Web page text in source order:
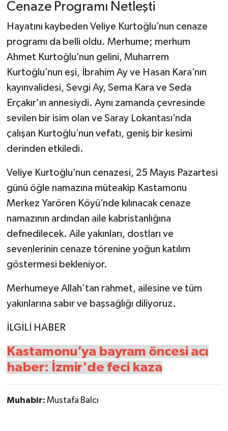
Cenaze Programı Netleşti
Hayatını kaybeden Veliye Kurtoğlu’nun cenaze
programı da belli oldu. Merhume; merhum
Ahmet Kurtoğlu’nun gelini, Muharrem
Kurtoğlu’nun eşi, İbrahim Ay ve Hasan Kara’nın
kayınvalidesi, Sevgi Ay, Sema Kara ve Seda
Erçakır’ın annesiydi. Aynı zamanda çevresinde
sevilen bir isim olan ve Saray Lokantası’nda
çalışan Kurtoğlu’nun vefatı, geniş bir kesimi
derinden etkiledi.
Veliye Kurtoğlu’nun cenazesi, 25 Mayıs Pazartesi
günü öğle namazına müteakip Kastamonu
Merkez Yarören Köyü’nde kılınacak cenaze
namazının ardından aile kabristanlığına
defnedilecek. Aile yakınları, dostları ve
sevenlerinin cenaze törenine yoğun katılım
göstermesi bekleniyor.
Merhumeye Allah’tan rahmet, ailesine ve tüm
yakınlarına sabır ve başsağlığı diliyoruz.
İLGİLİ HABER
Kastamonu’ya bayram öncesi acı
haber: İzmir'de feci kaza
Muhabir: Mustafa Balcı
Haber Arşivi